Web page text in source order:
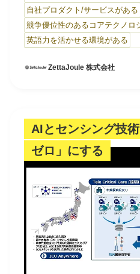
場で、確立した日本の技術を
トを需要隣接地に実装し、ク
需要家に提供する事業を推進
なお、当社では、従業員も、
力業界から、一流のメンバー
米…
自社プロダクト/サービスがある
競争優位性のあるコアテクノロ
英語力を活かせる環境がある
ZettaJoule 株式会社
AIとセンシング技
ゼロ」にする